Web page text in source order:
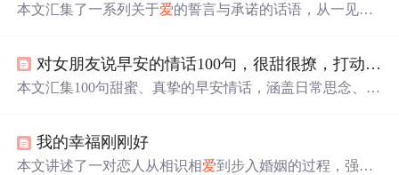
本文汇集了一系列关于爱的誓言与承诺的话语，从一见钟
对女朋友说早安的情话100句，很甜很撩，打动人心
本文汇集100句甜蜜、真挚的早安情话，涵盖日常思念、深
我的幸福刚刚好
本文讲述了一对恋人从相识相爱到步入婚姻的过程，强调